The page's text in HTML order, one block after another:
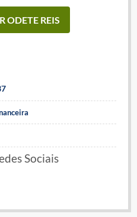
ODETE REIS
Sociais